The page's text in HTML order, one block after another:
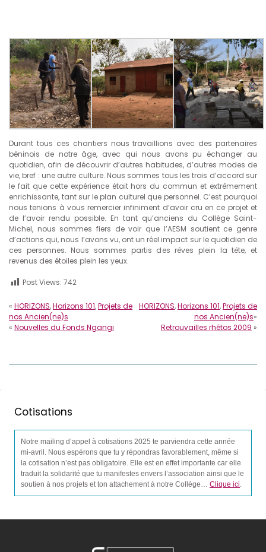
Durant tous ces chantiers nous travaillions avec des partenaires
béninois de notre âge, avec qui nous avons pu échanger au
quotidien, afin de découvrir d’autres habitudes, d’autres modes de
vie, bref : une autre culture. Nous sommes tous les trois d’accord sur
le fait que cette expérience était hors du commun et extrêmement
enrichissante, tant sur le plan culturel que personnel. C’est pourquoi
nous tenions à vous remercier infiniment d’avoir cru en ce projet et
de l’avoir rendu possible. En tant qu’anciens du Collège Saint-
Michel, nous sommes fiers de voir que l’AESM soutient ce genre
d’actions qui, nous l’avons vu, ont un réel impact sur le quotidien de
ces personnes. Nous sommes partis des rêves plein la tête, et
revenus des étoiles plein les yeux.
Post Views: 742
« HORIZONS,Horizons 101,Projets de
nos Ancien(ne)s
« Nouvelles du Fonds Ngangi
HORIZONS,Horizons 101,Projets de
nos Ancien(ne)s»
Retrouvailles rhétos 2009 »
Cotisations
Notre mailing d’appel à cotisations 2025 te parviendra cette année
mi-avril. Nous espérons que tu y répondras favorablement, même si
la cotisation n’est pas obligatoire. Elle est en effet importante car elle
traduit la solidarité que tu manifestes envers l’association ainsi que le
soutien à nos projets et ton attachement à notre Collège… Clique ici.